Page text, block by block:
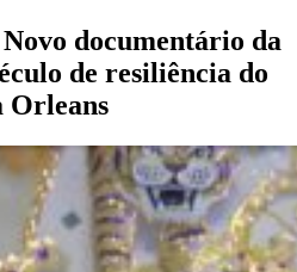
documentário da
de resiliência do
Orleans